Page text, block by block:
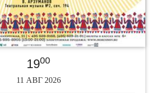
1900
11 АВГ 2026